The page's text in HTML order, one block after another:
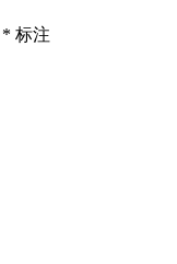
* 标注